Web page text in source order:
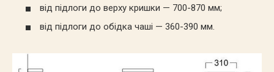
від підлоги до верху кришки — 700-870 мм;
від підлоги до обідка чаші — 360-390 мм.